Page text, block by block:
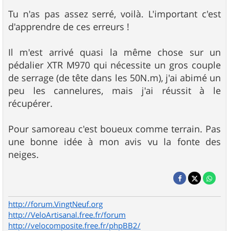
Tu n'as pas assez serré, voilà. L'important c'est
d'apprendre de ces erreurs !
Il m'est arrivé quasi la même chose sur un
pédalier XTR M970 qui nécessite un gros couple
de serrage (de tête dans les 50N.m), j'ai abimé un
peu les cannelures, mais j'ai réussit à le
récupérer.
Pour samoreau c'est boueux comme terrain. Pas
une bonne idée à mon avis vu la fonte des
neiges.
http://forum.VingtNeuf.org
http://VeloArtisanal.free.fr/forum
http://velocomposite.free.fr/phpBB2/